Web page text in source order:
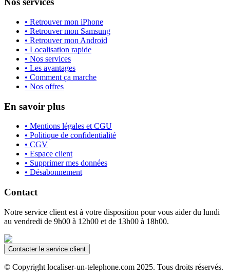
• Retrouver mon iPhone
• Retrouver mon Samsung
• Retrouver mon Android
• Localisation rapide
• Nos services
• Les avantages
• Comment ça marche
• Nos offres
En savoir plus
• Mentions légales et CGU
• Politique de confidentialité
• CGV
• Espace client
• Supprimer mes données
• Désabonnement
Contact
Notre service client est à votre disposition pour vous aider du lundi
au vendredi de 9h00 à 12h00 et de 13h00 à 18h00.
Contacter le service client
© Copyright localiser-un-telephone.com 2025. Tous droits réservés.